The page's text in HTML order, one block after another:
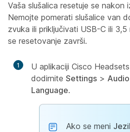
Vaša slušalica resetuje se nakon
Nemojte pomerati slušalice van
zvuka ili priključivati USB-C ili
se resetovanje završi.
1
U aplikaciji Cisco
dodirnite Settings >
Language.
Ako se meni